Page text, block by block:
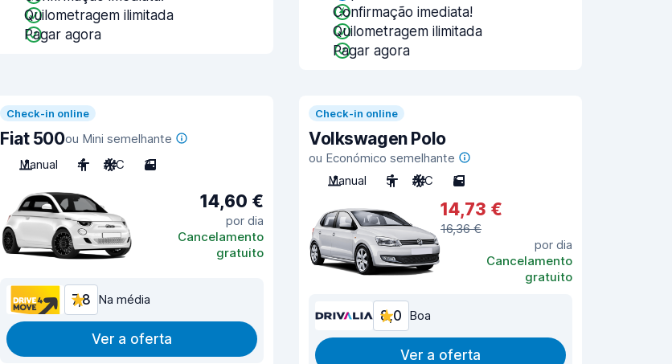
Quilometragem ilimitada
Pagar agora
Confirmação imediata!
Quilometragem ilimitada
Pagar agora
Check-in online
Fiat 500ou Mini semelhante
Manual
4 A/C 3
14,60 €
por dia
Cancelamento
gratuito
7,8 Na média
Ver a oferta
Check-in online
Volkswagen Polo
ou Económico semelhante
Manual
5 A/C 5
14,73 €
16,36 €
por dia
Cancelamento
gratuito
8,0 Boa
Ver a oferta